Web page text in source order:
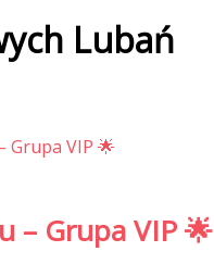
Lubań
– Grupa VIP 🌟